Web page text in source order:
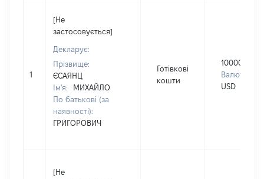
1
[Не
застосовується]
Декларує:
Прізвище:
ЄСАЯНЦ
Ім'я:
МИХАЙЛО
По батькові (за
наявності):
ГРИГОРОВИЧ
Готівкові
кошти
10000
Валюта:
USD
[Не